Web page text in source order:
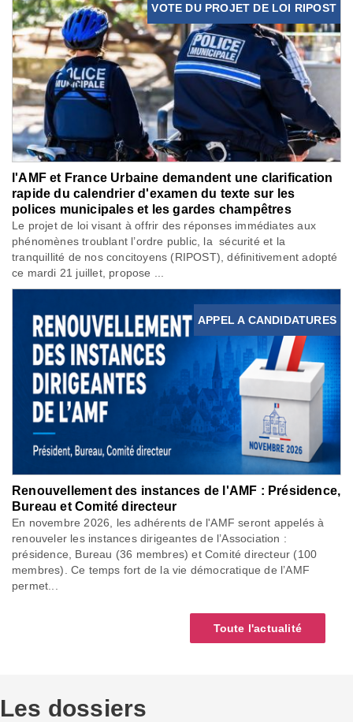
VOTE DU PROJET DE LOI RIPOST
l'AMF et France Urbaine demandent une clarification
rapide du calendrier d'examen du texte sur les
polices municipales et les gardes champêtres
Le projet de loi visant à offrir des réponses immédiates aux
phénomènes troublant l’ordre public, la sécurité et la
tranquillité de nos concitoyens (RIPOST), définitivement adopté
ce mardi 21 juillet, propose ...
APPEL A CANDIDATURES
Renouvellement des instances de l'AMF : Présidence,
Bureau et Comité directeur
En novembre 2026, les adhérents de l'AMF seront appelés à
renouveler les instances dirigeantes de l’Association :
présidence, Bureau (36 membres) et Comité directeur (100
membres). Ce temps fort de la vie démocratique de l’AMF
permet...
Toute l'actualité
Les dossiers